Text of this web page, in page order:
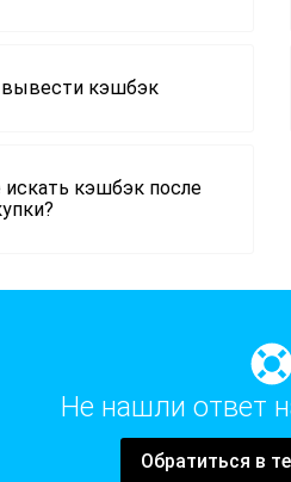
кэшбэк
искать кэшбэк после
Не нашли ответ
Обратиться в